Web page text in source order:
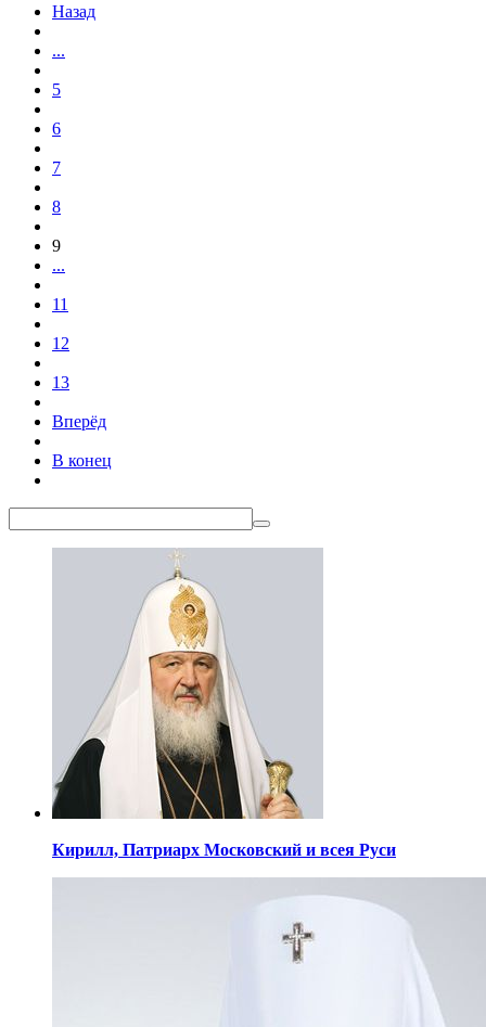
Назад
...
5
6
7
8
9
...
11
12
13
Вперёд
В конец
Кирилл, Патриарх Московский и всея Руси